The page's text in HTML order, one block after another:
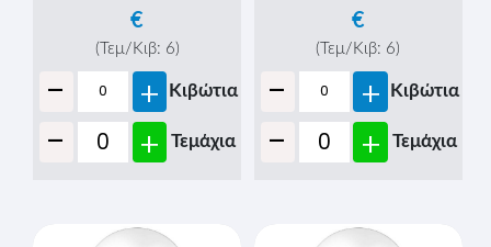
€
(Τεμ/Κιβ: 6)
- + Κιβώτια
- + Τεμάχια
€
(Τεμ/Κιβ: 6)
- + Κιβώτια
- + Τεμάχια